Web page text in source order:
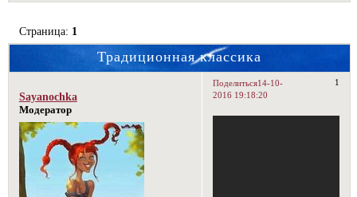
Традиционная классика
Страница: 1
Поделиться 1
14-10-
2016 19:18:20
Sayanochka
Модератор